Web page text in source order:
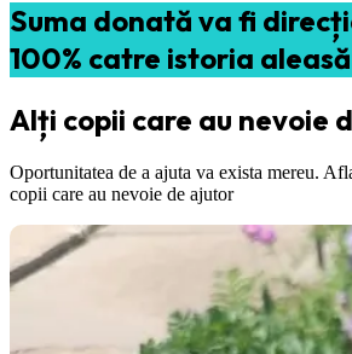
Suma donată va fi
100% catre istoria
Alți copii care au nevoie
Oportunitatea de a ajuta va exista mereu.
copii care au nevoie de ajutor